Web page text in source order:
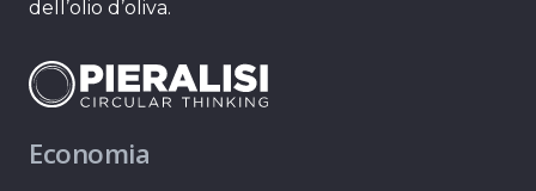
dell’olio d’oliva.
Economia